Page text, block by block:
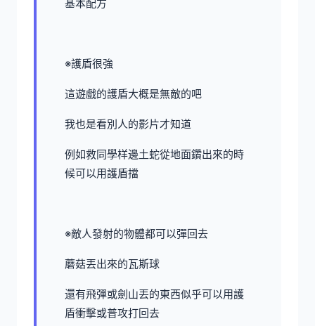
基本配方
※護盾很強
這遊戲的護盾大概是無敵的吧
我也是看別人的影片才知道
例如救同學样邊土蛇從地面鑽出來的時
候可以用護盾擋
※敵人發射的物體都可以彈回去
蘑菇丟出來的瓦斯球
還有飛彈或劍山丟的東西似乎可以用護
盾衝擊或普攻打回去